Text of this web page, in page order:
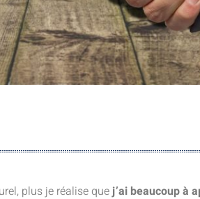
plus je réalise quej’ai beaucoup à